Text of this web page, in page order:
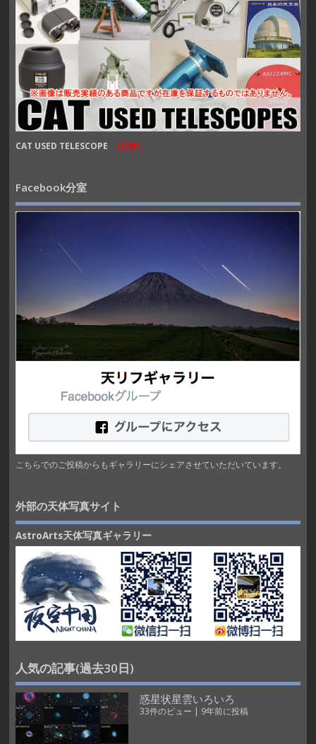
CAT USED TELESCOPE (広告)
Facebook分室
こちらでのご投稿からもギャラリーにシェアさせていただいています。
外部の天体写真サイト
AstroArts天体写真ギャラリー
人気の記事(過去30日)
惑星状星雲いろいろ
33件のビュー | 9年前に投稿